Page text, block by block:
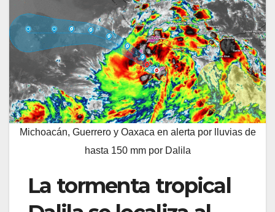
Michoacán, Guerrero y Oaxaca en alerta por lluvias de
hasta 150 mm por Dalila
La tormenta tropical